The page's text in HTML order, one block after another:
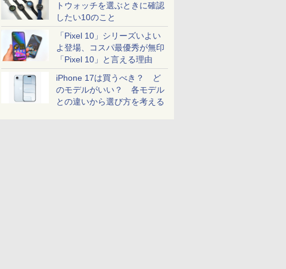
トウォッチを選ぶときに確認
したい10のこと
「Pixel 10」シリーズいよい
よ登場、コスパ最優秀が無印
「Pixel 10」と言える理由
iPhone 17は買うべき？ ど
のモデルがいい？ 各モデル
との違いから選び方を考える